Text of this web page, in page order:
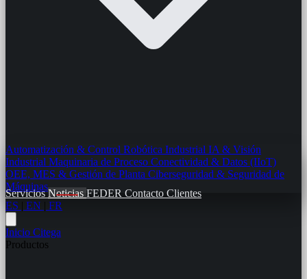
Automatización & Control Robótica Industrial IA & Visión
Industrial Maquinaria de Proceso Conectividad & Datos (IIoT)
OEE, MES & Gestión de Planta Ciberseguridad & Seguridad de
Máquinas
ServiciosNoticias FEDER Contacto Clientes
ES
EN FR
Inicio Citega
Productos